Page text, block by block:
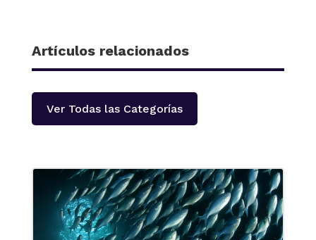
Artículos relacionados
Ver Todas las Categorías